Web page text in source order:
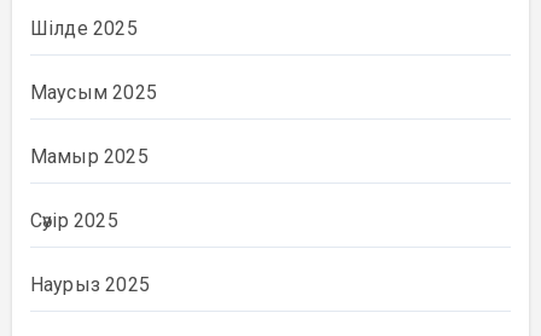
Шілде 2025
Маусым 2025
Мамыр 2025
Сәуір 2025
Наурыз 2025